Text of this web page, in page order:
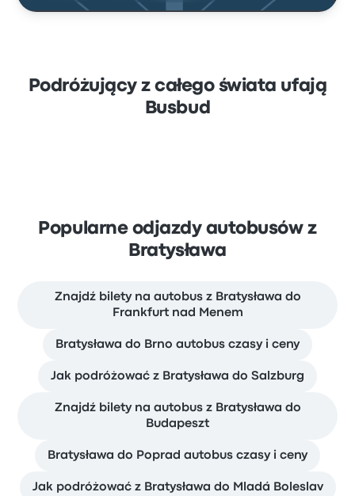
Podróżujący z całego świata ufają
Busbud
Popularne odjazdy autobusów z
Bratysława
Znajdź bilety na autobus z Bratysława do
Frankfurt nad Menem
Bratysława do Brno autobus czasy i ceny
Jak podróżować z Bratysława do Salzburg
Znajdź bilety na autobus z Bratysława do
Budapeszt
Bratysława do Poprad autobus czasy i ceny
Jak podróżować z Bratysława do Mladá Boleslav